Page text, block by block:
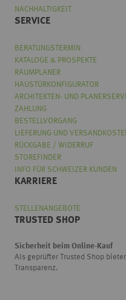
NACHHALTIGKEIT
SERVICE
BERATUNGSTERMIN
KATALOGE & PROSPEKTE
RAUMPLANER
HAUSTÜRKONFIGURATOR
ARCHITEKTEN- UND
ZAHLUNG
BESTELLVORGANG
LIEFERUNG UND
RÜCKGABE / WIDERRUF
STOREFINDER
INFO FÜR SCHWEIZER KUNDEN
KARRIERE
STELLENANGEBOTE
TRUSTED SHOP
Sicherheit beim Online-Kauf
Als geprüfter Trusted Shop
Transparenz.